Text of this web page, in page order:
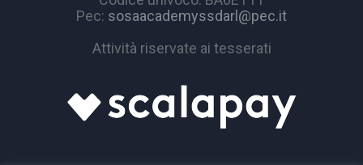
Pec: sosaacademyssdarl@pec.it
Attività riservate ai tesserati